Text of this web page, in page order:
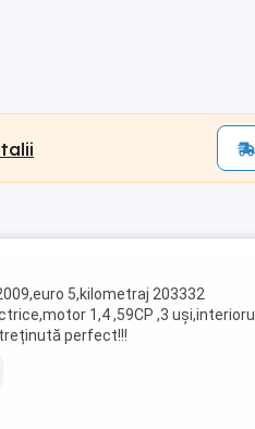
5,kilometraj 203332
1,4 ,59CP ,3 uși,interiorul
perfect!!!